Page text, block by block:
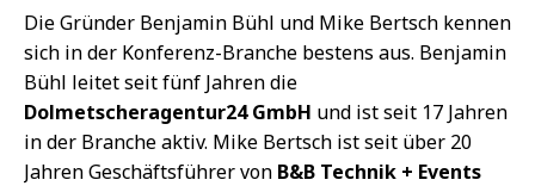
Die Gründer Benjamin Bühl und Mike Bertsch kennen
sich in der Konferenz-Branche bestens aus. Benjamin
Bühl leitet seit fünf Jahren die
Dolmetscheragentur24 GmbH und ist seit 17 Jahren
in der Branche aktiv. Mike Bertsch ist seit über 20
Jahren Geschäftsführer von B&B Technik + Events